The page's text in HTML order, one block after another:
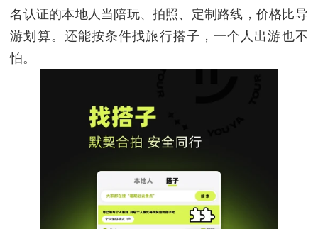
名认证的本地人当陪玩、拍照、定制路线，价格比导
游划算。还能按条件找旅行搭子，一个人出游也不
怕。